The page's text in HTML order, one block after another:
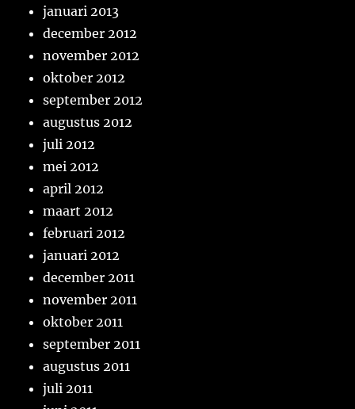
januari 2013
december 2012
november 2012
oktober 2012
september 2012
augustus 2012
juli 2012
mei 2012
april 2012
maart 2012
februari 2012
januari 2012
december 2011
november 2011
oktober 2011
september 2011
augustus 2011
juli 2011